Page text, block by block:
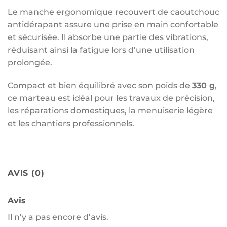
Le manche ergonomique recouvert de caoutchouc
antidérapant assure une prise en main confortable
et sécurisée. Il absorbe une partie des vibrations,
réduisant ainsi la fatigue lors d’une utilisation
prolongée.
Compact et bien équilibré avec son poids de 330 g,
ce marteau est idéal pour les travaux de précision,
les réparations domestiques, la menuiserie légère
et les chantiers professionnels.
AVIS (0)
Avis
Il n’y a pas encore d’avis.